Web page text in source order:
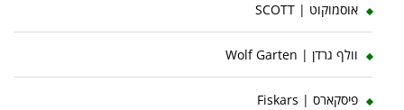
אוסמוקוט | SCOTT
וולף גרדן | Wolf Garten
פיסקארס | Fiskars